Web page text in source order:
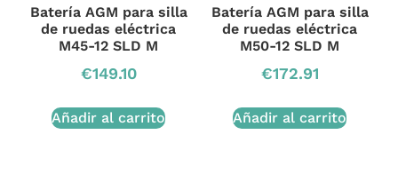
Batería AGM para silla
de ruedas eléctrica
M45-12 SLD M
€149.10
Añadir al carrito
Batería AGM para silla
de ruedas eléctrica
M50-12 SLD M
€172.91
Añadir al carrito